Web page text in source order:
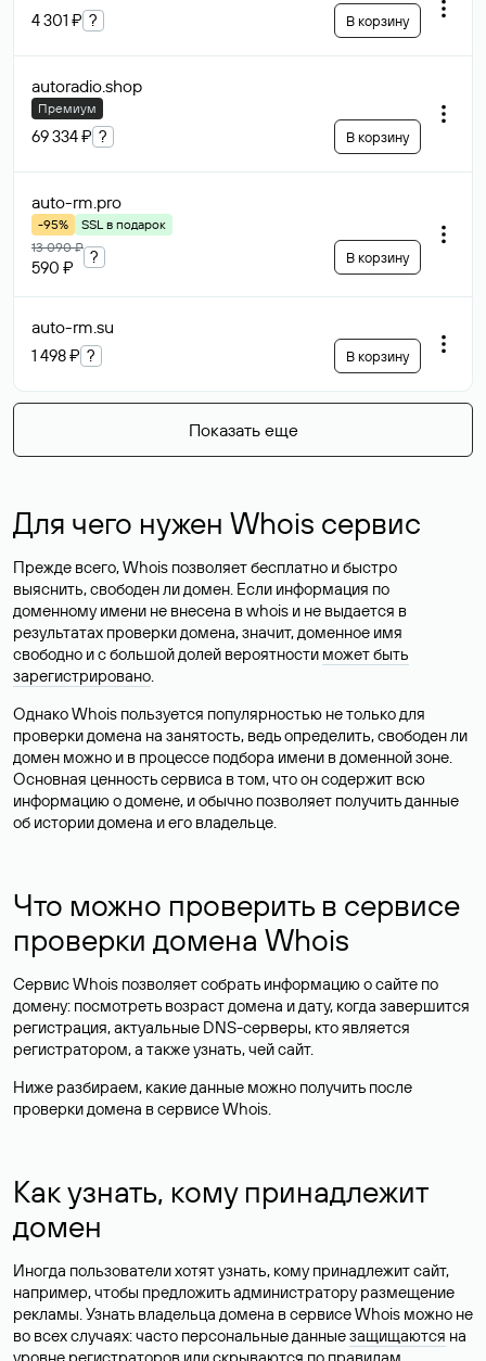
4 301 ₽ ? В корзину
autoradio.shop
Премиум
69 334 ₽ ? В корзину
auto-rm.pro
-95%
SSL в подарок
13 090 ₽
590 ₽
? В корзину
auto-rm.su
1 498 ₽ ? В корзину
Показать еще
Для чего нужен Whois сервис
Прежде всего, Whois позволяет бесплатно и быстро
выяснить, свободен ли домен. Если информация по
доменному имени не внесена в whois и не выдается в
результатах проверки домена, значит, доменное имя
свободно и с большой долей вероятности может быть
зарегистрировано.
Однако Whois пользуется популярностью не только для
проверки домена на занятость, ведь определить, свободен ли
домен можно и в процессе подбора имени в доменной зоне.
Основная ценность сервиса в том, что он содержит всю
информацию о домене, и обычно позволяет получить данные
об истории домена и его владельце.
Что можно проверить в сервисе
проверки домена Whois
Сервис Whois позволяет собрать информацию о сайте по
домену: посмотреть возраст домена и дату, когда завершится
регистрация, актуальные DNS-серверы, кто является
регистратором, а также узнать, чей сайт.
Ниже разбираем, какие данные можно получить после
проверки домена в сервисе Whois.
Как узнать, кому принадлежит
домен
Иногда пользователи хотят узнать, кому принадлежит сайт,
например, чтобы предложить администратору размещение
рекламы. Узнать владельца домена в сервисе Whois можно не
во всех случаях: часто персональные данныезащищаются на